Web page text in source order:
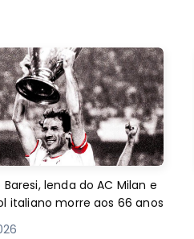
Baresi, lenda do AC Milan e
italiano morre aos 66 anos